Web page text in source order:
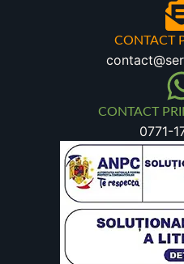
CONTACT
CONTACT
0771-